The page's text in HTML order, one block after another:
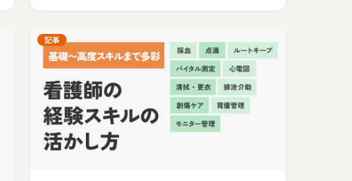
記事